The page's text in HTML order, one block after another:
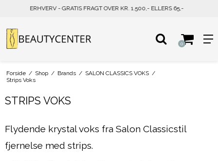
ELLERS 65,- PRIVAT - GRATIS FRAGT OVER KR.
0
Forside / Shop / Brands / SALON CLASSICS VOKS /
Strips Voks
STRIPS VOKS
Flydende krystal voks fra Salon Classicstil
fjernelse med strips.